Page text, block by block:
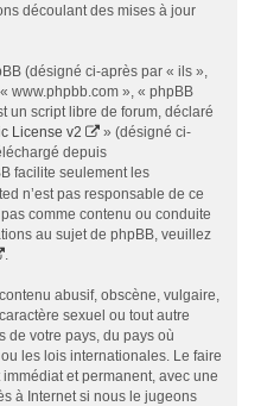
découlant des mises à jour
(désigné ci-après par « ils »,
www.phpbb.com », « phpBB
un script libre de forum, déclaré
License v2
» (désigné ci-
depuis
facilite seulement les
n’est pas responsable de ce
comme contenu ou conduite
au sujet de phpBB, veuillez
abusif, obscène, vulgaire,
sexuel ou tout autre
de votre pays, du pays où
les lois internationales. Le faire
et permanent, avec une
à Internet si nous le jugeons